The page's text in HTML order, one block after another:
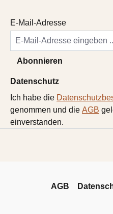
E-Mail-Adresse
Abonnieren
Datenschutz
Ich habe die
genommen und die AGB
einverstanden.
AGB